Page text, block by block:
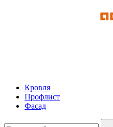
Кровля
Профлист
Фасад